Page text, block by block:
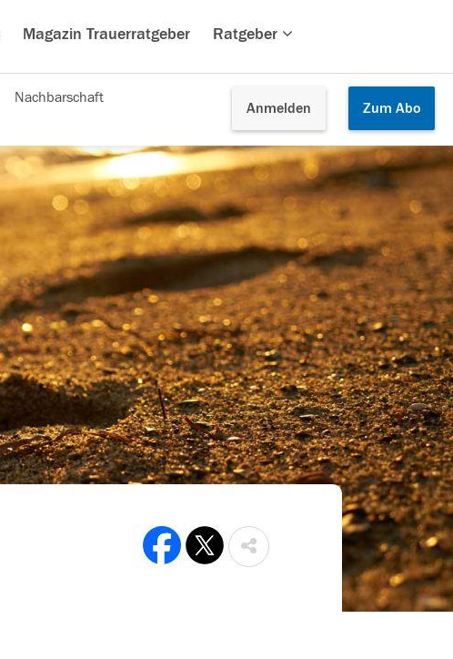
Magazin Trauerratgeber Ratgeber
Anmelden Zum Abo
Nachbarschaft